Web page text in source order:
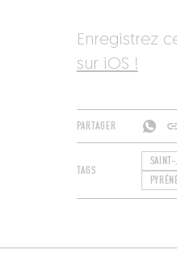
Enregistrez
sur iOS !
PARTAGER
TAGS